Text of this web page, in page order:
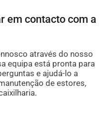
em contacto com a
através do nosso
equipa está pronta para
e ajudá-lo a
de estores,